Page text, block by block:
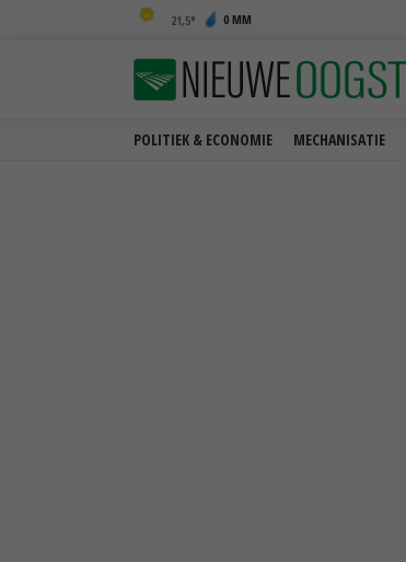
21,5 0 MM
POLITIEK & ECONOMIE MECHANISATIE